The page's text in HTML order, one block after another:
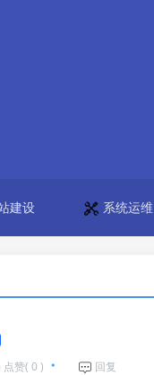
建设 系统运维
点赞( 0 ) 回复